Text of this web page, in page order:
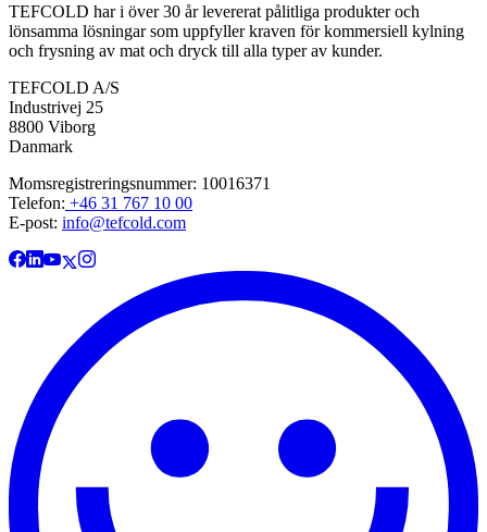
TEFCOLD har i över 30 år levererat pålitliga produkter och
lönsamma lösningar som uppfyller kraven för kommersiell kylning
och frysning av mat och dryck till alla typer av kunder.
TEFCOLD A/S
Industrivej 25
8800 Viborg
Danmark
Momsregistreringsnummer: 10016371
Telefon: +46 31 767 10 00
E-post: info@tefcold.com